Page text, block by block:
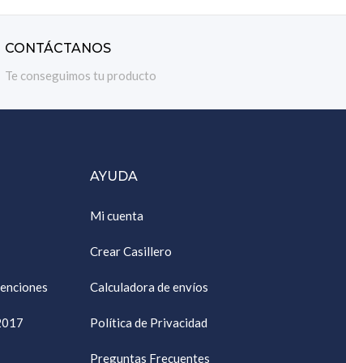
CONTÁCTANOS
Te conseguimos tu producto
AYUDA
Mi cuenta
Crear Casillero
Calculadora de envíos
Política de Privacidad
Preguntas Frecuentes